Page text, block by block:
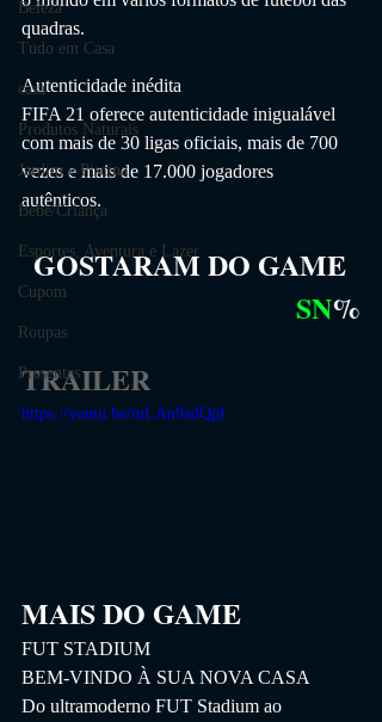
Beleza
Tudo em Casa
casa
Produtos Naturais
Jardim e Piscina
Bebê/Criança
Esportes, Aventura e Lazer
Cupom
Roupas
Presentes
quadras.
Autenticidade inédita
FIFA 21 oferece autenticidade inigualável
com mais de 30 ligas oficiais, mais de 700
vezes e mais de 17.000 jogadores
autênticos.
GOSTARAM DO GAME
SN%
TRAILER
https://youtu.be/tuLAn9adQpI
MAIS DO GAME
FUT STADIUM
BEM-VINDO À SUA NOVA CASA
Do ultramoderno FUT Stadium ao